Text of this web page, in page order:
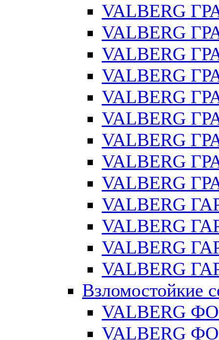
VALBERG
VALBERG
VALBERG
VALBERG
VALBERG
VALBERG
VALBERG
VALBERG
VALBERG
VALBERG
VALBERG
VALBERG
VALBERG
Взломостойкие
VALBERG
VALBERG